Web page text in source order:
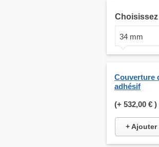
34 mm
Couverture
adhésif
(+ 532,00 € )
+